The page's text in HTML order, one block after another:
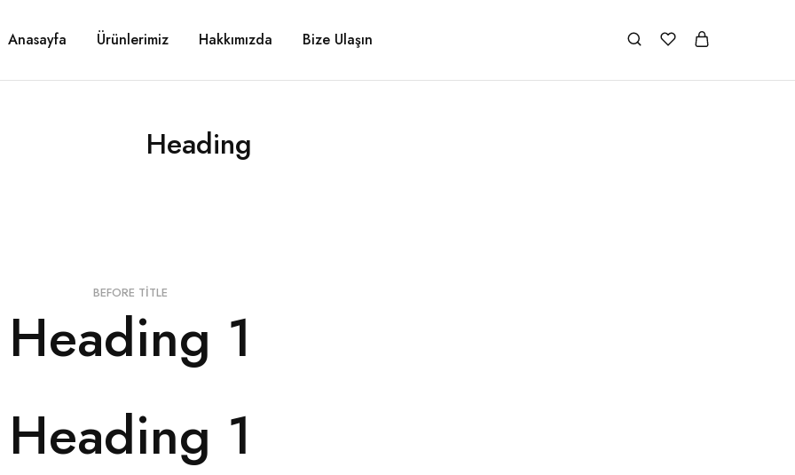
Anasayfa Ürünlerimiz Hakkımızda Bize Ulaşın
Heading
BEFORE TITLE
Heading 1
Heading 1